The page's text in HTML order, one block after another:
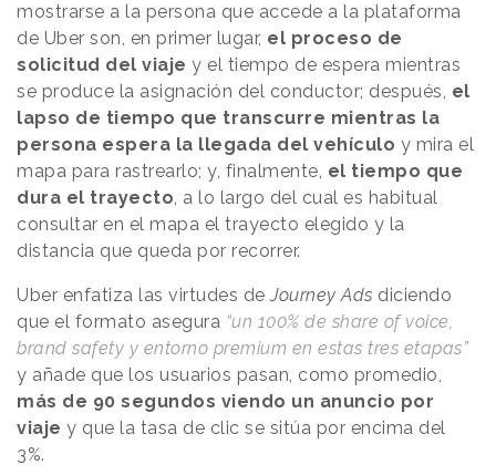
mostrarse a la persona que accede a la plataforma
de Uber son, en primer lugar, el proceso de
solicitud del viaje y el tiempo de espera mientras
se produce la asignación del conductor; después, el
lapso de tiempo que transcurre mientras la
persona espera la llegada del vehículo y mira el
mapa para rastrearlo; y, finalmente, el tiempo que
dura el trayecto, a lo largo del cual es habitual
consultar en el mapa el trayecto elegido y la
distancia que queda por recorrer.
Uber enfatiza las virtudes deJourney Ads diciendo
que el formato asegura “un 100% de share of voice,
brand safety y entorno premium en estas tres etapas”
y añade que los usuarios pasan, como promedio,
más de 90 segundos viendo un anuncio por
viaje y que la tasa de clic se sitúa por encima del
3%.